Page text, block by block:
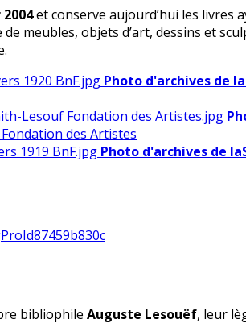
et conserve aujourd’hui les livres
meubles, objets d’art, dessins et
Photo d'archives de
des Artistes
Photo d'archives de
bibliophile Auguste Lesouëf, leur